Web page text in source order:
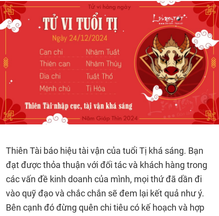
Thiên Tài báo hiệu tài vận của tuổi Tị khá sáng. Bạn
đạt được thỏa thuận với đối tác và khách hàng trong
các vấn đề kinh doanh của mình, mọi thứ đã dần đi
vào quỹ đạo và chắc chắn sẽ đem lại kết quả như ý.
Bên cạnh đó đừng quên chi tiêu có kế hoạch và hợp